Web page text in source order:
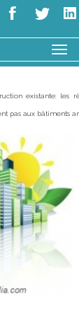
existante: les
pas aux bâtiments